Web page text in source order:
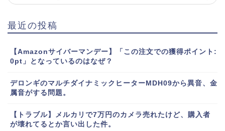
最近の投稿
【Amazonサイバーマンデー】「この注文での獲得ポイント:
0pt」となっているのはなぜ？
デロンギのマルチダイナミックヒーターMDH09から異音、金
属音がする問題。
【トラブル】メルカリで7万円のカメラ売れたけど、購入者
が壊れてるとか言い出した件。